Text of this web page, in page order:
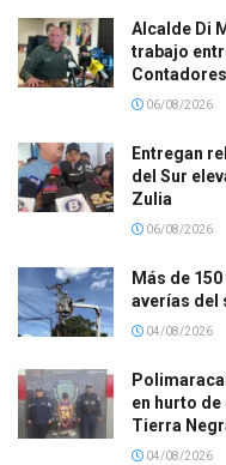
Alcalde Di
trabajo
06/08/2026
Entregan
del Sur
Zulia
06/08/2026
Más de
averías del
04/08/2026
en hurto
Tierra
04/08/2026